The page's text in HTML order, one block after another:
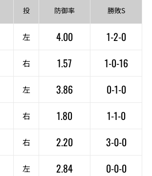
投 防御率 勝敗S
左 4.00 1-2-0
右 1.57 1-0-16
左 3.86 0-1-0
右 1.80 1-1-0
右 2.20 3-0-0
左 2.84 0-0-0